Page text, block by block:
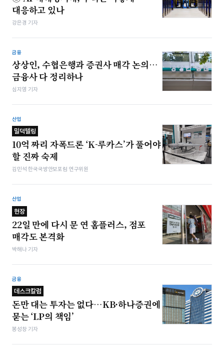
대응하고 있나
강은경 기자
금융
상상인, 수협은행과 증권사 매각 논의…
금융사 다 정리하나
심지영 기자
산업
밀덕텔링
10억 짜리 자폭드론 ‘K-루카스’가 풀어야
할 진짜 숙제
김민석 한국국방안보포럼 연구위원
산업
현장
22일 만에 다시 문 연 홈플러스, 점포
매각도 본격화
박해나 기자
금융
데스크칼럼
돈만 대는 투자는 없다…KB·하나증권에
묻는 ‘LP의 책임’
봉성창 기자